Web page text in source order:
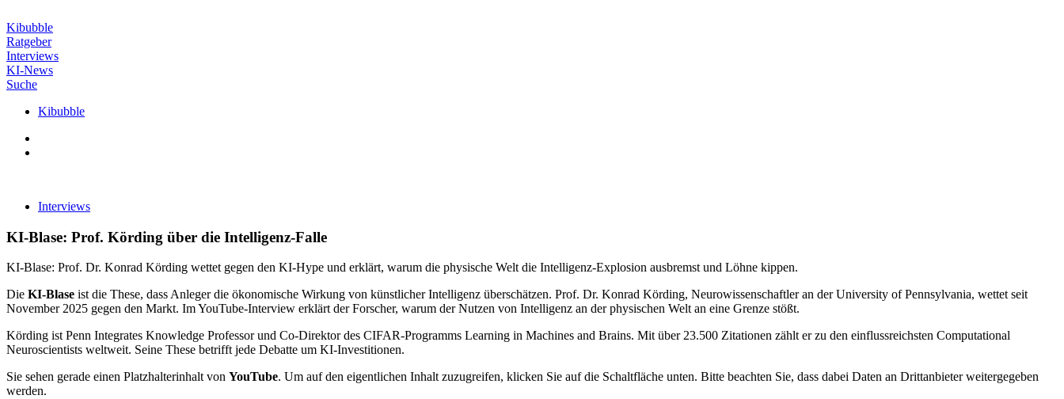
Inhalt
wechseln
Kibubble
Ratgeber
Interviews
KI-News
Suche
Kibubble
Interviews
KI-Blase: Prof. Körding über die Intelligenz-Falle
KI-Blase: Prof. Dr. Konrad Körding wettet gegen den KI-Hype und erklärt, warum die physische Welt die Intelligenz-Explosion ausbremst und Löhne kippen.
Die KI-Blase ist die These, dass Anleger die ökonomische Wirkung von künstlicher Intelligenz überschätzen. Prof. Dr. Konrad Körding, Neurowissenschaftler an der University of Pennsylvania, wettet seit
November 2025 gegen den Markt. Im YouTube-Interview erklärt der Forscher, warum der Nutzen von Intelligenz an der physischen Welt an eine Grenze stößt.
Körding ist Penn Integrates Knowledge Professor und Co-Direktor des CIFAR-Programms Learning in Machines and Brains. Mit über 23.500 Zitationen zählt er zu den einflussreichsten Computational
Neuroscientists weltweit. Seine These betrifft jede Debatte um KI-Investitionen.
Sie sehen gerade einen Platzhalterinhalt von YouTube. Um auf den eigentlichen Inhalt zuzugreifen, klicken Sie auf die Schaltfläche unten. Bitte beachten Sie, dass dabei Daten an Drittanbieter weitergegeben
werden.